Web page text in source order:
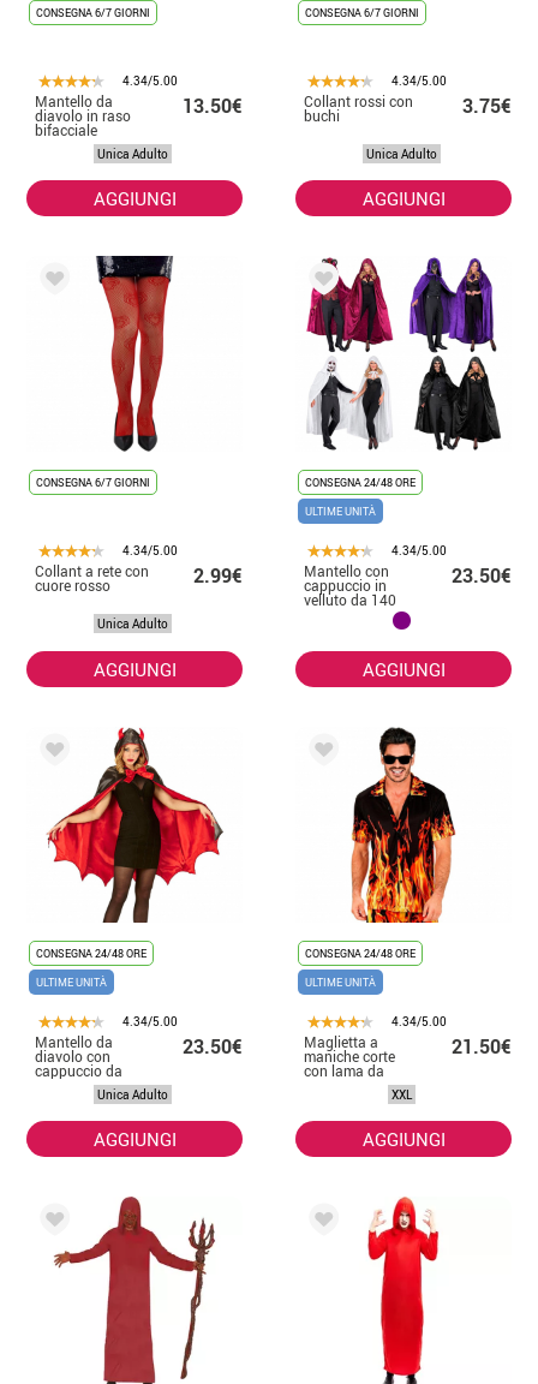
CONSEGNA 6/7 GIORNI
4.34/5.00
Mantello da
diavolo in raso
bifacciale
13.50€
Unica Adulto
AGGIUNGI
CONSEGNA 6/7 GIORNI
4.34/5.00
Collant rossi con
buchi 3.75€
Unica Adulto
AGGIUNGI
CONSEGNA 6/7 GIORNI
4.34/5.00
Collant a rete con
cuore rosso 2.99€
Unica Adulto
AGGIUNGI
CONSEGNA 24/48 ORE
ULTIME UNITÀ
4.34/5.00
Mantello con
cappuccio in
velluto da 140
cm per adulti in
23.50€
AGGIUNGI
CONSEGNA 24/48 ORE
ULTIME UNITÀ
4.34/5.00
Mantello da
diavolo con
cappuccio da
donna
23.50€
Unica Adulto
AGGIUNGI
CONSEGNA 24/48 ORE
ULTIME UNITÀ
4.34/5.00
Maglietta a
maniche corte
con lama da
21.50€
XXL
AGGIUNGI